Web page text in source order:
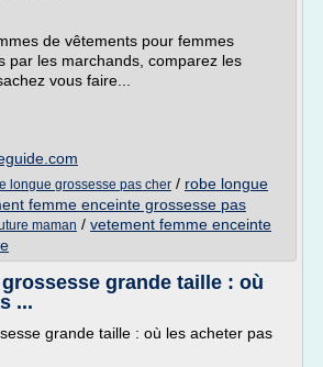
de vêtements pour femmes
par les marchands, comparez les
vous faire...
longue grossesse pas cher / robe longue
femme enceinte grossesse pas
maman / vetement femme enceinte
grande taille : où
...
grande taille : où les acheter pas